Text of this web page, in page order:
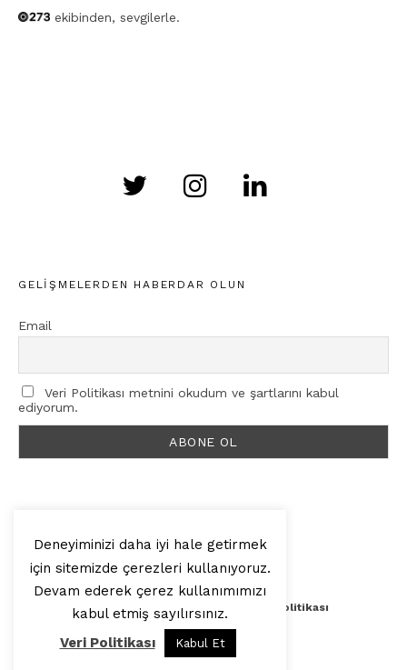
ekibinden, sevgilerle.
GELIŞMELERDEN HABERDAR OLUN
Email
Veri Politikası metnini okudum ve şartlarını kabul
ediyorum.
© 2025, Artilop
Künye Yazar Başvurusu Veri Politikası
Yukarı Çık
Deneyiminizi daha iyi hale getirmek
için sitemizde çerezleri kullanıyoruz.
Devam ederek çerez kullanımımızı
kabul etmiş sayılırsınız.
Veri Politikası
Kabul Et